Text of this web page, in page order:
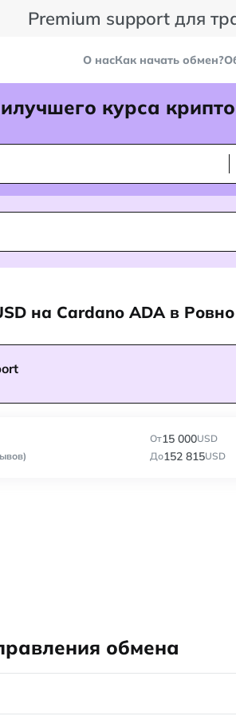
Premium support для
О насКак начать обмен?
курса
на Cardano ADA в Ровно
От15 000USD
До152 815USD
обмена